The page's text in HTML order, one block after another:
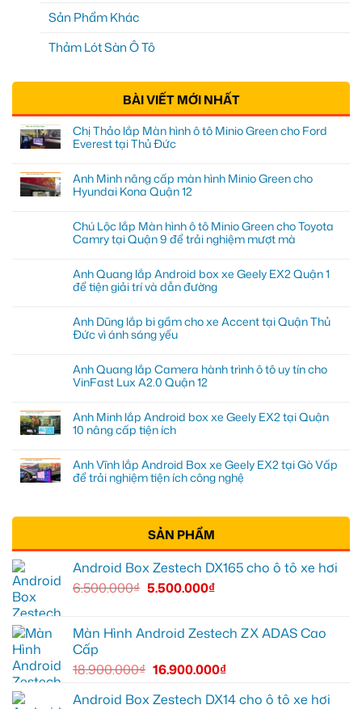
Sản Phẩm Khác
Thảm Lót Sàn Ô Tô
BÀI VIẾT MỚI NHẤT
Chị Thảo lắp Màn hình ô tô Minio Green cho Ford
Everest tại Thủ Đức
Anh Minh nâng cấp màn hình Minio Green cho
Hyundai Kona Quận 12
Chú Lộc lắp Màn hình ô tô Minio Green cho Toyota
Camry tại Quận 9 để trải nghiệm mượt mà
Anh Quang lắp Android box xe Geely EX2 Quận 1
để tiện giải trí và dẫn đường
Anh Dũng lắp bi gầm cho xe Accent tại Quận Thủ
Đức vì ánh sáng yếu
Anh Quang lắp Camera hành trình ô tô uy tín cho
VinFast Lux A2.0 Quận 12
Anh Minh lắp Android box xe Geely EX2 tại Quận
10 nâng cấp tiện ích
Anh Vĩnh lắp Android Box xe Geely EX2 tại Gò Vấp
để trải nghiệm tiện ích công nghệ
SẢN PHẨM
Android Box Zestech DX165 cho ô tô xe hơi
6.500.000₫ 5.500.000₫
Màn Hình Android Zestech ZX ADAS Cao
Cấp
18.900.000₫ 16.900.000₫
Android Box Zestech DX14 cho ô tô xe hơi